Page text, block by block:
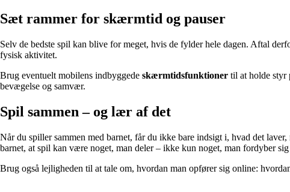
Sæt rammer for skærmtid og pauser
Selv de bedste spil kan blive for meget, hvis de fylder hele dagen. Aftal
fysisk aktivitet.
Brug eventuelt mobilens indbyggede skærmtidsfunktioner til at holde styr
bevægelse og samvær.
Spil sammen – og lær af det
Når du spiller sammen med barnet, får du ikke bare indsigt i, hvad det
barnet, at spil kan være noget, man deler – ikke kun noget, man fordyber sig
Brug også lejligheden til at tale om, hvordan man opfører sig online: